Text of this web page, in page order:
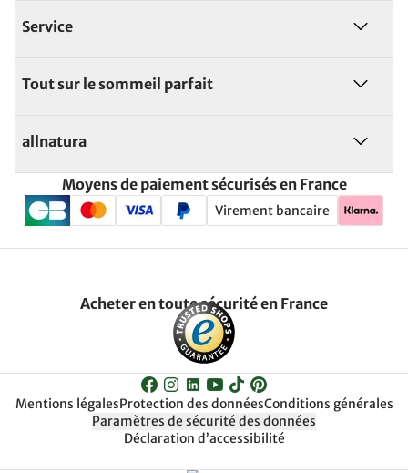
Service
Tout sur le sommeil parfait
allnatura
Moyens de paiement sécurisés en France
Virement bancaire
Acheter en toute sécurité en France
Mentions légalesProtection des donnéesConditions générales
Paramètres de sécurité des données
Déclaration d’accessibilité